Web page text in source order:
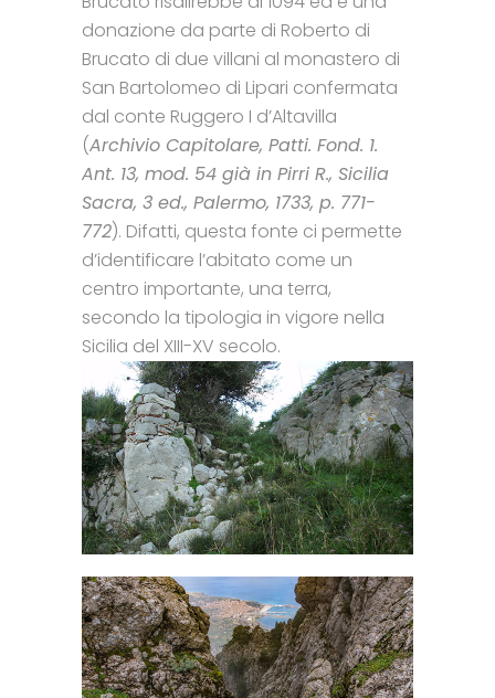
donazione da parte di Roberto di
Brucato di due villani al monastero di
San Bartolomeo di Lipari confermata
dal conte Ruggero I d’Altavilla
(Archivio Capitolare, Patti. Fond. 1.
Ant. 13, mod. 54 già in Pirri R., Sicilia
Sacra, 3 ed., Palermo, 1733, p. 771-
772). Difatti, questa fonte ci permette
d’identificare l’abitato come un
centro importante, una terra,
secondo la tipologia in vigore nella
Sicilia del XIII-XV secolo.